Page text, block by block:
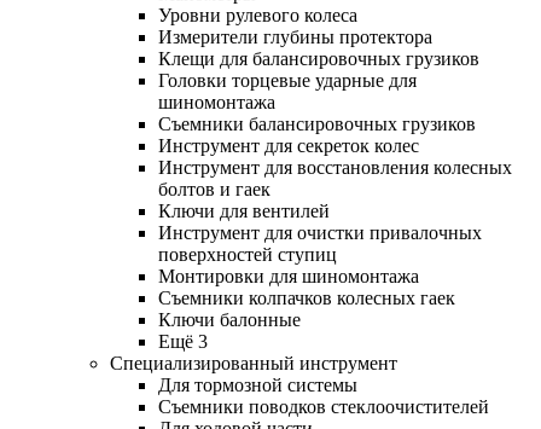
Уровни рулевого колеса
Измерители глубины протектора
Клещи для балансировочных грузиков
Головки торцевые ударные для
шиномонтажа
Съемники балансировочных грузиков
Инструмент для секреток колес
Инструмент для восстановления колесных
болтов и гаек
Ключи для вентилей
Инструмент для очистки привалочных
поверхностей ступиц
Монтировки для шиномонтажа
Съемники колпачков колесных гаек
Ключи балонные
Ещё 3
Специализированный инструмент
Для тормозной системы
Съемники поводков стеклоочистителей